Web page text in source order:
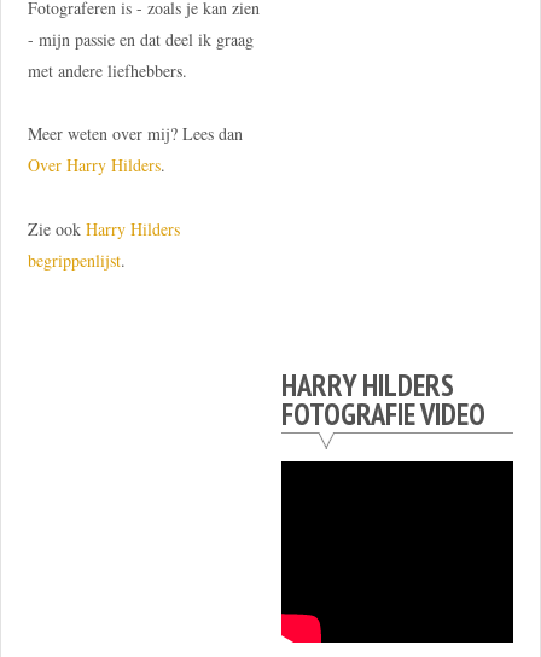
Fotograferen is - zoals je kan zien
- mijn passie en dat deel ik graag
met andere liefhebbers.
Meer weten over mij? Lees dan
Over Harry Hilders.
Zie ook Harry Hilders
begrippenlijst.
HARRY HILDERS
FOTOGRAFIE VIDEO